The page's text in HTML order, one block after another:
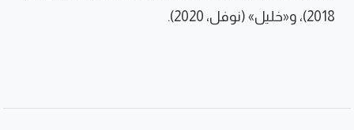
2018)، و«خليل» (نوفل، 2020).